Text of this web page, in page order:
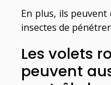
En plus, ils
insectes de
Les volets
peuvent